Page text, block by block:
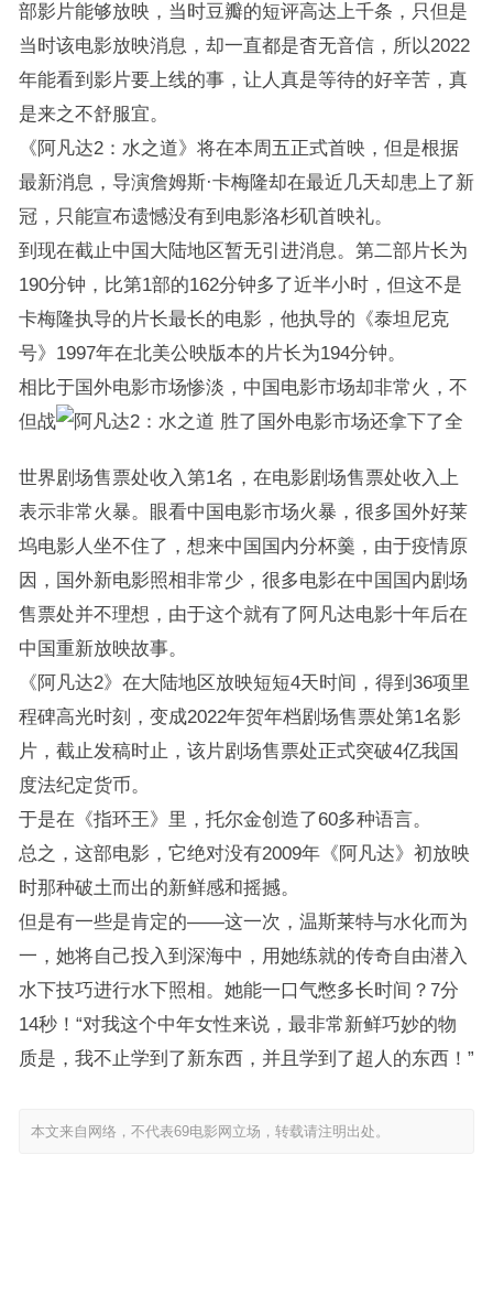
部影片能够放映，当时豆瓣的短评高达上千条，只但是
当时该电影放映消息，却一直都是杳无音信，所以2022
年能看到影片要上线的事，让人真是等待的好辛苦，真
是来之不舒服宜。
《阿凡达2：水之道》将在本周五正式首映，但是根据
最新消息，导演詹姆斯·卡梅隆却在最近几天却患上了新
冠，只能宣布遗憾没有到电影洛杉矶首映礼。
到现在截止中国大陆地区暂无引进消息。第二部片长为
190分钟，比第1部的162分钟多了近半小时，但这不是
卡梅隆执导的片长最长的电影，他执导的《泰坦尼克
号》1997年在北美公映版本的片长为194分钟。
相比于国外电影市场惨淡，中国电影市场却非常火，不
但战
胜了国外电影市场还拿下了全
世界剧场售票处收入第1名，在电影剧场售票处收入上
表示非常火暴。眼看中国电影市场火暴，很多国外好莱
坞电影人坐不住了，想来中国国内分杯羹，由于疫情原
因，国外新电影照相非常少，很多电影在中国国内剧场
售票处并不理想，由于这个就有了阿凡达电影十年后在
中国重新放映故事。
《阿凡达2》在大陆地区放映短短4天时间，得到36项里
程碑高光时刻，变成2022年贺年档剧场售票处第1名影
片，截止发稿时止，该片剧场售票处正式突破4亿我国
度法纪定货币。
于是在《指环王》里，托尔金创造了60多种语言。
总之，这部电影，它绝对没有2009年《阿凡达》初放映
时那种破土而出的新鲜感和摇撼。
但是有一些是肯定的——这一次，温斯莱特与水化而为
一，她将自己投入到深海中，用她练就的传奇自由潜入
水下技巧进行水下照相。她能一口气憋多长时间？7分
14秒！“对我这个中年女性来说，最非常新鲜巧妙的物
质是，我不止学到了新东西，并且学到了超人的东西！”
本文来自网络，不代表69电影网立场，转载请注明出处。